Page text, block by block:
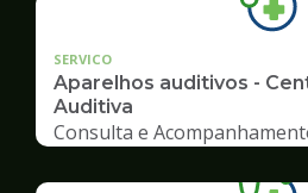
SERVICO
Aparelhos auditivos -
Auditiva
Consulta e